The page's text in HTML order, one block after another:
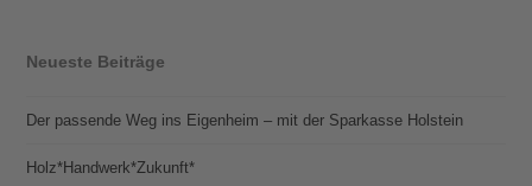
Neueste Beiträge
Der passende Weg ins Eigenheim – mit der Sparkasse Holstein
Holz*Handwerk*Zukunft*